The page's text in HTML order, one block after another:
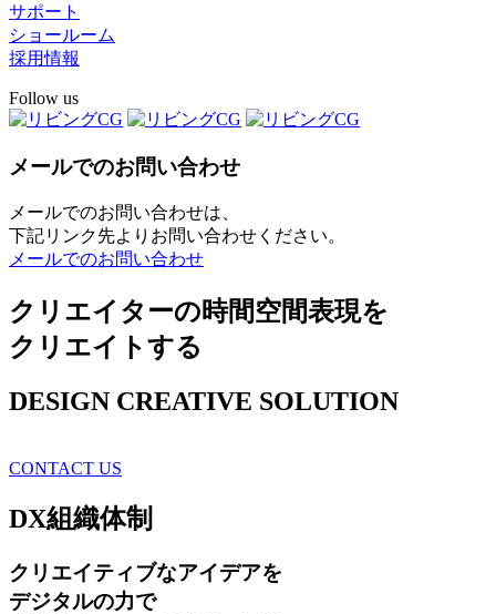
サポート
ショールーム
採用情報
Follow us
メールでのお問い合わせ
メールでのお問い合わせは、
下記リンク先よりお問い合わせください。
メールでのお問い合わせ
クリエイターの時間空間表現を
クリエイトする
DESIGN CREATIVE SOLUTION
CONTACT US
DX組織体制
クリエイティブなアイデアを
デジタルの力で